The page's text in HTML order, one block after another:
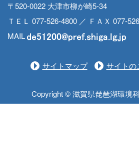
〒520-0022 大津市柳が崎5-34
ＴＥＬ 077-526-4800 ／ ＦＡＸ 077-
MAIL
サイトマップ サイトの
Copyright © 滋賀県琵琶湖環境